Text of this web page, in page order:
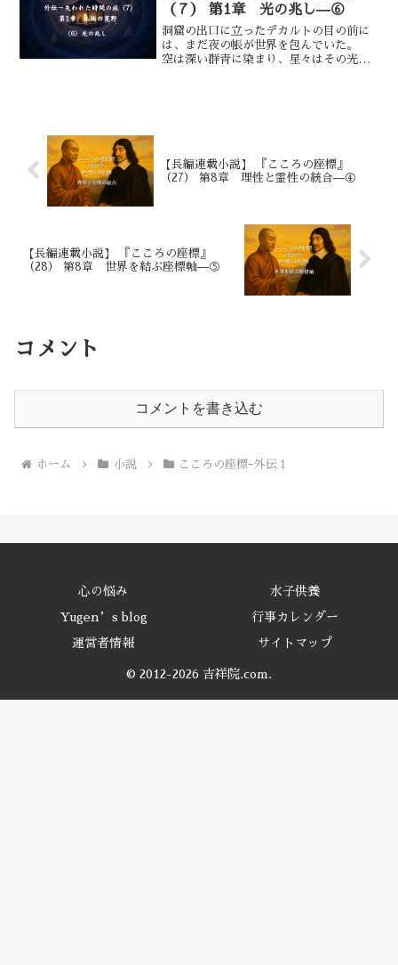
（７） 第1章 光の兆し—⑥
洞窟の出口に立ったデカルトの目の前に
は、まだ夜の帳が世界を包んでいた。
空は深い群青に染まり、星々はその光を
靴底が触れるたび、大地はわずかに振動
し、それが彼自身の存在を確かめるよう
でもあった。 だが、その音すらもすぐ
かめるように、一歩ずつ、慎重に。 そ
して心の中では、洞窟で交わされた数々
の言葉がまだ反芻されていた。 問い、
対話、沈黙。自分が誰であり、何を求め
ていたのか――その根源に触れた余韻
【長編連載小説】 『こころの座標』
（27） 第8章 理性と霊性の統合—④
【長編連載小説】 『こころの座標』
（28） 第8章 世界を結ぶ座標軸—⑤
コメント
コメントを書き込む
ホーム 小説 こころの座標ｰ外伝１
心の悩み 水子供養
Yugen’s blog 行事カレンダー
運営者情報 サイトマップ
© 2012-2026 吉祥院.com.